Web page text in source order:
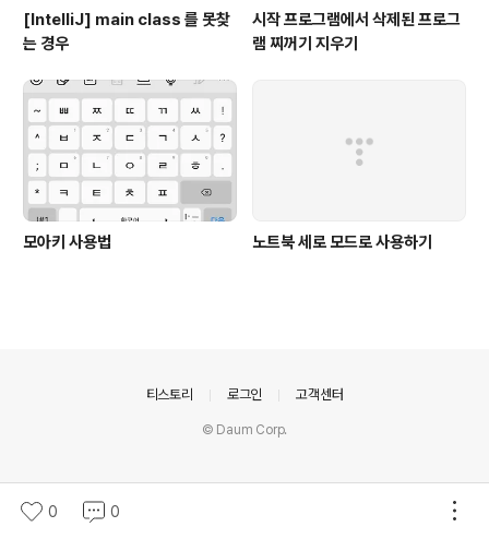
[IntelliJ] main class 를 못찾
는 경우
시작 프로그램에서 삭제된 프로그
램 찌꺼기 지우기
모아키 사용법 노트북 세로 모드로 사용하기
0 0
티스토리 로그인 고객센터
© Daum Corp.